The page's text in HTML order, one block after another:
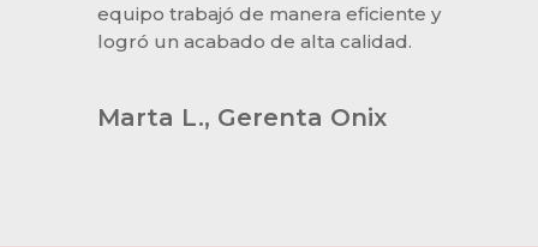
equipo trabajó de manera eficiente y
logró un acabado de alta calidad.
Marta L., Gerenta Onix